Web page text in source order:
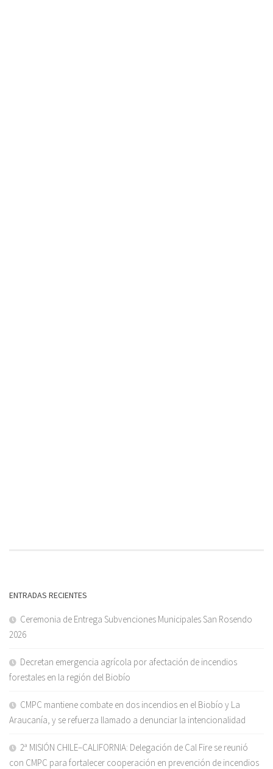
ENTRADAS RECIENTES
Ceremonia de Entrega Subvenciones Municipales San Rosendo
2026
Decretan emergencia agrícola por afectación de incendios
forestales en la región del Biobío
CMPC mantiene combate en dos incendios en el Biobío y La
Araucanía, y se refuerza llamado a denunciar la intencionalidad
2ª MISIÓN CHILE–CALIFORNIA: Delegación de Cal Fire se reunió
con CMPC para fortalecer cooperación en prevención de incendios